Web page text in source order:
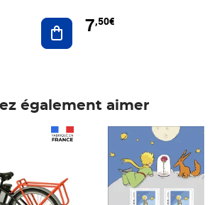
Ajouter au panier
7,50€
également aimer
Prix 7,50€